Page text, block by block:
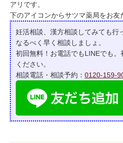
アリです。
下のアイコンからサツマ薬局をお友
妊活相談、漢方相談してみても行
なるべく早く相談しましょ。
初回無料！お電話でもLINEでも
ください。
相談電話・相談予約： 0120-159-